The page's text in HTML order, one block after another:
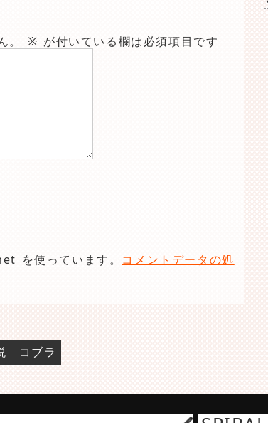
※ が付いている欄は必須項目です
を使っています。 コメントデータの処
コブラ